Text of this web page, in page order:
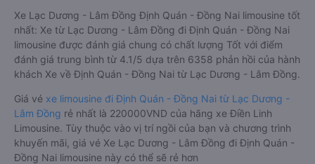
Xe Lạc Dương - Lâm Đồng Định Quán - Đồng Nai limousine tốt
nhất: Xe từ Lạc Dương - Lâm Đồng đi Định Quán - Đồng Nai
limousine được đánh giá chung có chất lượng Tốt với điểm
đánh giá trung bình từ 4.1/5 dựa trên 6358 phản hồi của hành
khách Xe về Định Quán - Đồng Nai từ Lạc Dương - Lâm Đồng.
Giá vé xe limousine đi Định Quán - Đồng Nai từ Lạc Dương -
Lâm Đồng rẻ nhất là 220000VND của hãng xe Điền Linh
Limousine. Tùy thuộc vào vị trí ngồi của bạn và chương trình
khuyến mãi, giá vé Xe Lạc Dương - Lâm Đồng đi Định Quán -
Đồng Nai limousine này có thể sẽ rẻ hơn